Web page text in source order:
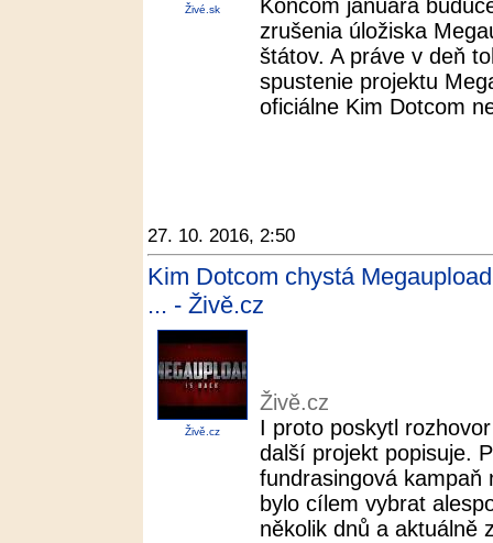
Živé.sk
Koncom januára
zrušenia úložiska
štátov. A práve v deň
spustenie projektu
oficiálne Kim Dotcom
27. 10. 2016, 2:50
Kim Dotcom chystá
... - Živě.cz
Živě.cz
Živě.cz
I proto poskytl
další projekt popisuje.
fundrasingová kampaň
bylo cílem vybrat
několik dnů a aktuálně